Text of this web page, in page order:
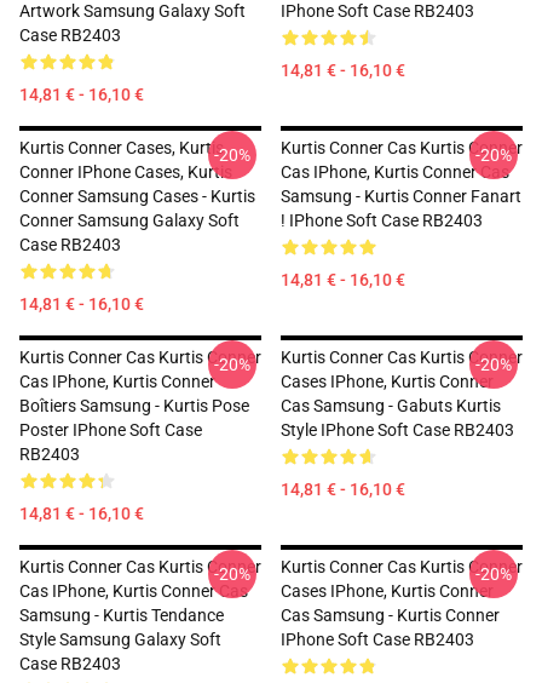
Artwork Samsung Galaxy Soft
Case RB2403
14,81 € - 16,10 €
IPhone Soft Case RB2403
14,81 € - 16,10 €
Kurtis Conner Cases, Kurtis
Conner IPhone Cases, Kurtis
Conner Samsung Cases - Kurtis
Conner Samsung Galaxy Soft
Case RB2403
14,81 € - 16,10 €
-20%
Kurtis Conner Cas Kurtis Conner
Cas IPhone, Kurtis Conner Cas
Samsung - Kurtis Conner Fanart
! IPhone Soft Case RB2403
14,81 € - 16,10 €
-20%
Kurtis Conner Cas Kurtis Conner
Cas IPhone, Kurtis Conner
Boîtiers Samsung - Kurtis Pose
Poster IPhone Soft Case
RB2403
14,81 € - 16,10 €
-20%
Kurtis Conner Cas Kurtis Conner
Cases IPhone, Kurtis Conner
Cas Samsung - Gabuts Kurtis
Style IPhone Soft Case RB2403
14,81 € - 16,10 €
-20%
Kurtis Conner Cas Kurtis Conner
Cas IPhone, Kurtis Conner Cas
Samsung - Kurtis Tendance
Style Samsung Galaxy Soft
Case RB2403
-20%
Kurtis Conner Cas Kurtis Conner
Cases IPhone, Kurtis Conner
Cas Samsung - Kurtis Conner
IPhone Soft Case RB2403
-20%